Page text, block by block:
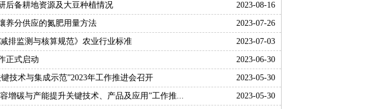
后备耕地资源及大豆种植情况 2023-08-16
养分供应的氮肥用量方法 2023-07-26
排监测与核算规范》农业行业标准 2023-07-03
正式启动 2023-06-30
技术与集成示范”2023年工作推进会召开 2023-05-30
增碳与产能提升关键技术、产品及应用”工作推... 2023-05-30